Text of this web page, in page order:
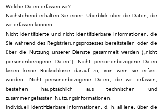
Welche Daten erfassen wir?
Nachstehend erhalten Sie einen Überblick über die Daten, die
wir erfassen können:
Nicht identifizierte und nicht identifizierbare Informationen, die
Sie während des Registrierungsprozesses bereitstellen oder die
über die Nutzung unserer Dienste gesammelt werden („nicht
personenbezogene Daten“). Nicht personenbezogene Daten
lassen keine Rückschlüsse darauf zu, von wem sie erfasst
wurden. Nicht personenbezogene Daten, die wir erfassen,
bestehen hauptsächlich aus technischen und
zusammengefassten Nutzungsinformationen.
Individuell identifizierbare Informationen, d. h. all jene, über die